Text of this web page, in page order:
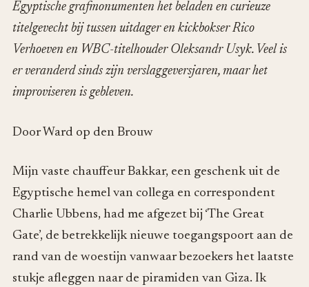
Egyptische grafmonumenten het beladen en curieuze
titelgevecht bij tussen uitdager en kickbokser Rico
Verhoeven en WBC-titelhouder Oleksandr Usyk. Veel is
er veranderd sinds zijn verslaggeversjaren, maar het
improviseren is gebleven.
Door Ward op den Brouw
Mijn vaste chauffeur Bakkar, een geschenk uit de
Egyptische hemel van collega en correspondent
Charlie Ubbens, had me afgezet bij ‘The Great
Gate’, de betrekkelijk nieuwe toegangspoort aan de
rand van de woestijn vanwaar bezoekers het laatste
stukje afleggen naar de piramiden van Giza. Ik